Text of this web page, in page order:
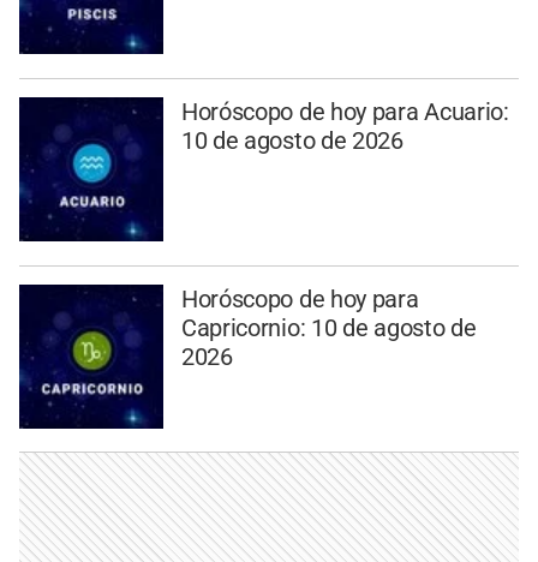
Horóscopo de hoy para Acuario:
10 de agosto de 2026
Horóscopo de hoy para
Capricornio: 10 de agosto de
2026